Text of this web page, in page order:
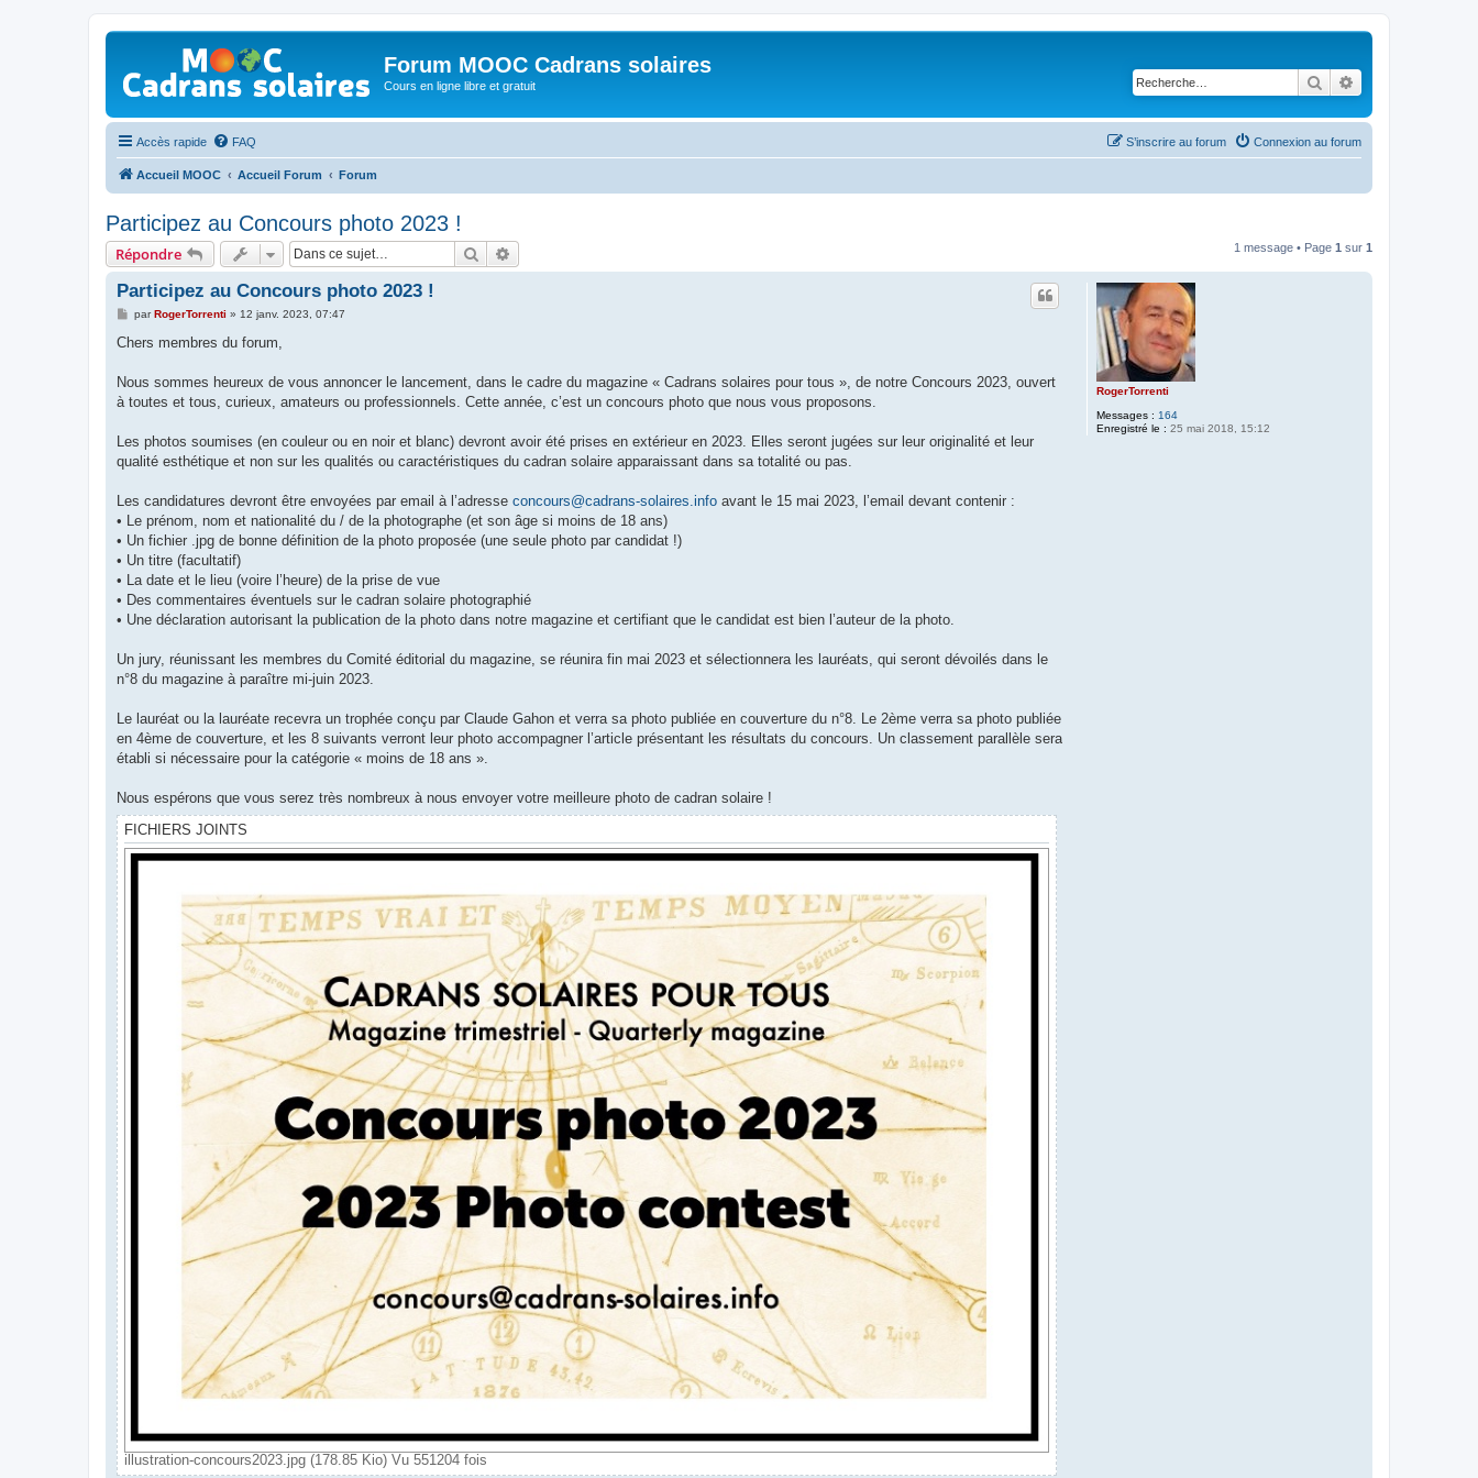
Forum MOOC Cadrans solaires
Cours en ligne libre et gratuit Rechercher
Accès rapide FAQ Connexion au forum
S’inscrire au forum
Accueil MOOC Accueil Forum Forum
Participez au Concours photo 2023 !
Répondre Rechercher 1 message • Page 1 sur 1
RogerTorrenti
Messages : 164
Enregistré le : 25 mai 2018, 15:12
Participez au Concours photo 2023 !
M
s
g
parRogerTorrenti » 12 janv. 2023, 07:47
Chers membres du forum,
Nous sommes heureux de vous annoncer le lancement, dans le cadre du magazine « Cadrans solaires pour tous », de notre Concours 2023, ouvert
à toutes et tous, curieux, amateurs ou professionnels. Cette année, c’est un concours photo que nous vous proposons.
Les photos soumises (en couleur ou en noir et blanc) devront avoir été prises en extérieur en 2023. Elles seront jugées sur leur originalité et leur
qualité esthétique et non sur les qualités ou caractéristiques du cadran solaire apparaissant dans sa totalité ou pas.
Les candidatures devront être envoyées par email à l’adresse concours@cadrans-solaires.info avant le 15 mai 2023, l’email devant contenir :
• Le prénom, nom et nationalité du / de la photographe (et son âge si moins de 18 ans)
• Un fichier .jpg de bonne définition de la photo proposée (une seule photo par candidat !)
• Un titre (facultatif)
• La date et le lieu (voire l’heure) de la prise de vue
• Des commentaires éventuels sur le cadran solaire photographié
• Une déclaration autorisant la publication de la photo dans notre magazine et certifiant que le candidat est bien l’auteur de la photo.
Un jury, réunissant les membres du Comité éditorial du magazine, se réunira fin mai 2023 et sélectionnera les lauréats, qui seront dévoilés dans le
n°8 du magazine à paraître mi-juin 2023.
Le lauréat ou la lauréate recevra un trophée conçu par Claude Gahon et verra sa photo publiée en couverture du n°8. Le 2ème verra sa photo publiée
en 4ème de couverture, et les 8 suivants verront leur photo accompagner l’article présentant les résultats du concours. Un classement parallèle sera
établi si nécessaire pour la catégorie « moins de 18 ans ».
Nous espérons que vous serez très nombreux à nous envoyer votre meilleure photo de cadran solaire !
FICHIERS JOINTS
illustration-concours2023.jpg (178.85 Kio) Vu 551204 fois